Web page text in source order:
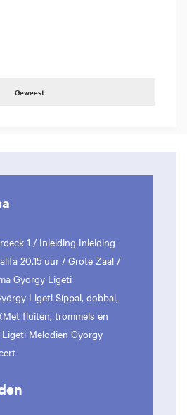
Geweest
1 / Inleiding Inleiding
20.15 uur / Grote Zaal /
György Ligeti
Ligeti Síppal, dobbal,
fluiten, trommels en
Melodien György